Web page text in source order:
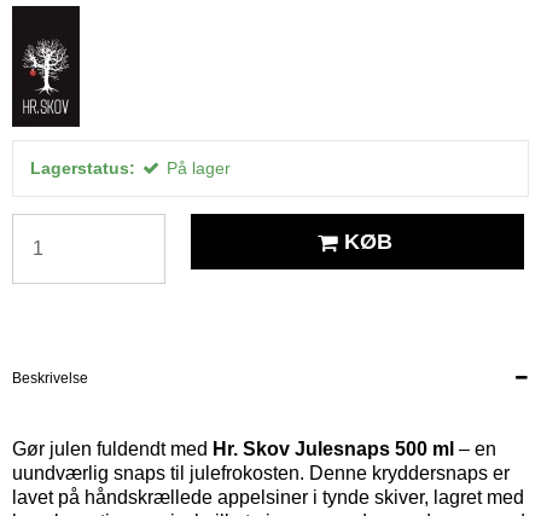
Lagerstatus: På lager
KØB
Beskrivelse
Gør julen fuldendt med Hr. Skov Julesnaps 500 ml – en
uundværlig snaps til julefrokosten. Denne kryddersnaps er
lavet på håndskrællede appelsiner i tynde skiver, lagret med